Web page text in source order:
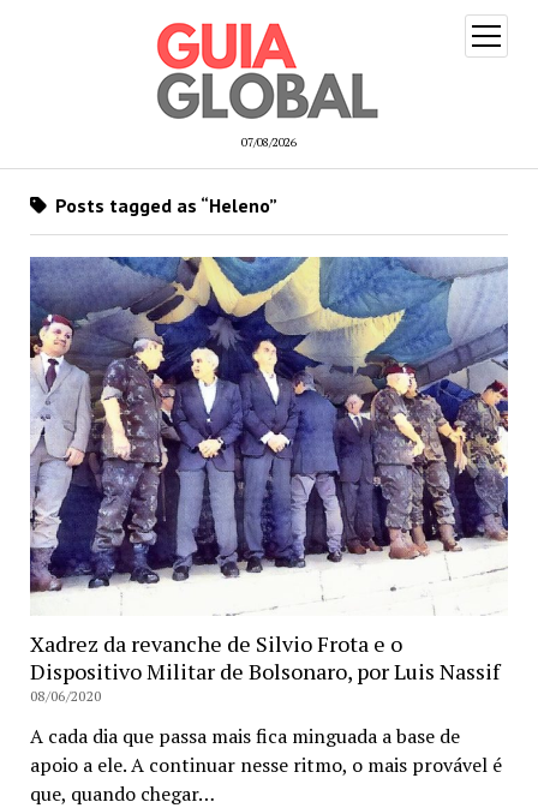
07/08/2026
open
menu
Posts tagged as “Heleno”
Xadrez da revanche de Silvio Frota e o
Dispositivo Militar de Bolsonaro, por Luis Nassif
08/06/2020
A cada dia que passa mais fica minguada a base de
apoio a ele. A continuar nesse ritmo, o mais provável é
que, quando chegar…